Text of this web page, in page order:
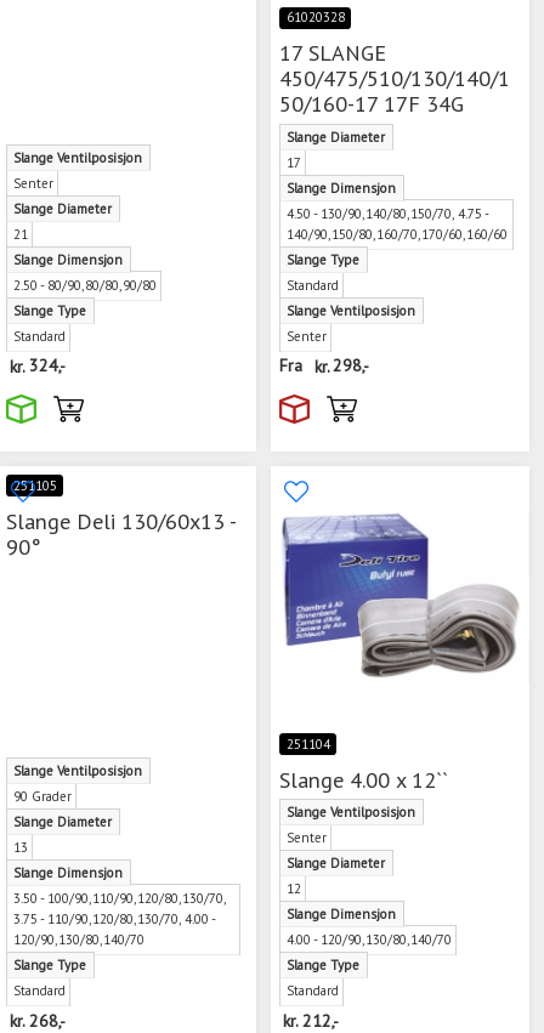
Slange Ventilposisjon
Senter
Slange Diameter
21
Slange Dimensjon
2.50 - 80/90,80/80,90/80
Slange Type
Standard
kr. 324,-
61020328
17 SLANGE
450/475/510/130/140/1
50/160-17 17F 34G
Slange Diameter
17
Slange Dimensjon
4.50 - 130/90,140/80,150/70, 4.75 -
140/90,150/80,160/70,170/60,160/60
Slange Type
Standard
Slange Ventilposisjon
Senter
Fra kr.298,-
251105
Slange Deli 130/60x13 -
90°
Slange Ventilposisjon
90 Grader
Slange Diameter
13
Slange Dimensjon
3.50 - 100/90,110/90,120/80,130/70,
3.75 - 110/90,120/80,130/70, 4.00 -
120/90,130/80,140/70
Slange Type
Standard
kr.268,-
251104
Slange 4.00 x 12``
Slange Ventilposisjon
Senter
Slange Diameter
12
Slange Dimensjon
4.00 - 120/90,130/80,140/70
Slange Type
Standard
kr.212,-